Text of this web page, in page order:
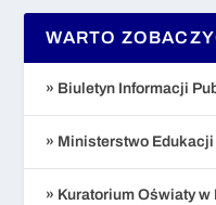
WARTO
» Biuletyn Informacji
» Ministerstwo
» Kuratorium Oświaty w